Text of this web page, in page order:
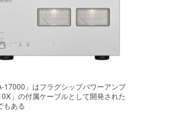
17000」はフラグシップパワーアンプ
」の付属ケーブルとして開発された
もある